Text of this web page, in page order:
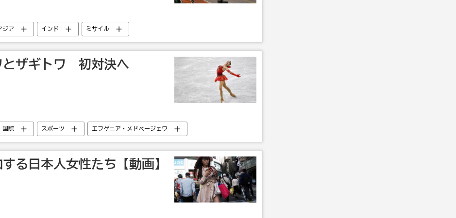
ジア インド ミサイル
とザギトワ 初対決へ
国際 スポーツ
エフゲニア・メドベージェワ
ィギュアスケート
する日本人女性たち【動画】